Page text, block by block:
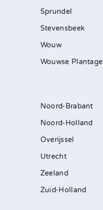
Sprundel
Stevensbeek
Wouw
Wouwse Plantage
Noord-Brabant
Noord-Holland
Overijssel
Utrecht
Zeeland
Zuid-Holland